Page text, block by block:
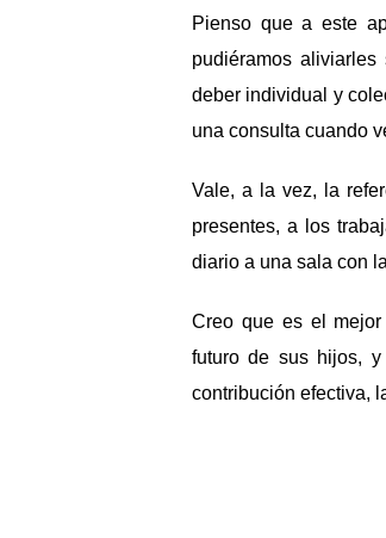
Pienso que a este
pudiéramos
deber individual y
una consulta cuando
Vale, a la vez, la
presentes, a los
diario a una sala con
Creo que es el mejor
futuro de sus hijos,
contribución efectiva,